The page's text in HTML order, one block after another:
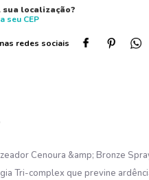
sua localização?
seu CEP
Cenoura &amp; Bronze
Tri-complex que previne